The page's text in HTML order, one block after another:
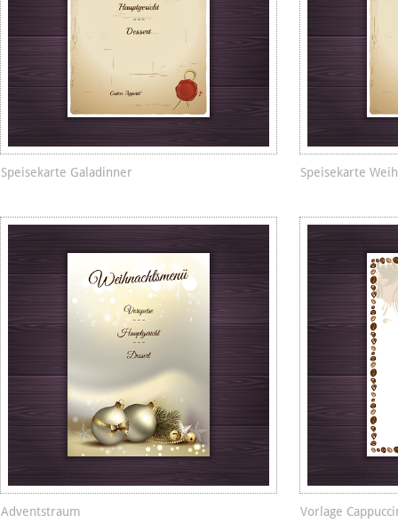
Speisekarte Galadinner Speisekarte
Adventstraum Vorlage